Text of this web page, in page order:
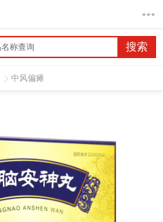
搜索
中风偏瘫